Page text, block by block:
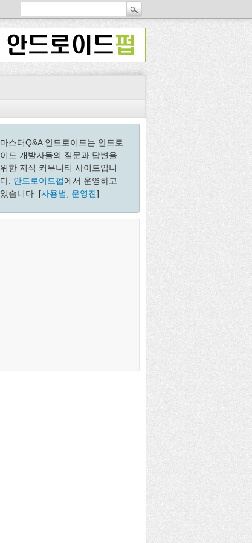
마스터Q&A 안드로이드는 안드로
이드 개발자들의 질문과 답변을
위한 지식 커뮤니티 사이트입니
다. 안드로이드펍에서 운영하고
있습니다. [사용법 운영진]